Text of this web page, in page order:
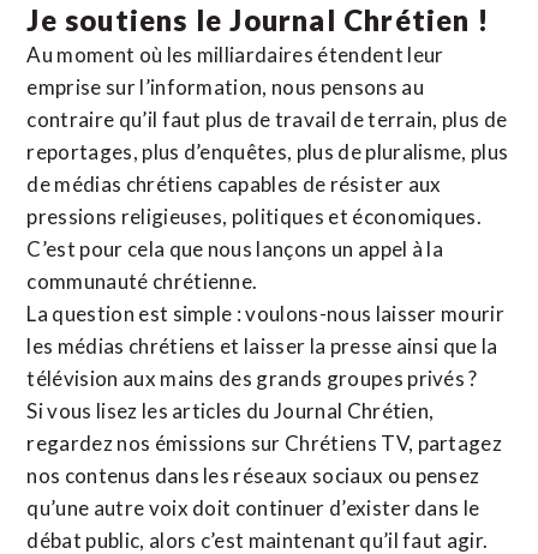
Je soutiens le Journal Chrétien !
Au moment où les milliardaires étendent leur
emprise sur l’information, nous pensons au
contraire qu’il faut plus de travail de terrain, plus de
reportages, plus d’enquêtes, plus de pluralisme, plus
de médias chrétiens capables de résister aux
pressions religieuses, politiques et économiques.
C’est pour cela que nous lançons un appel à la
communauté chrétienne.
La question est simple : voulons-nous laisser mourir
les médias chrétiens et laisser la presse ainsi que la
télévision aux mains des grands groupes privés ?
Si vous lisez les articles du Journal Chrétien,
regardez nos émissions sur Chrétiens TV, partagez
nos contenus dans les réseaux sociaux ou pensez
qu’une autre voix doit continuer d’exister dans le
débat public, alors c’est maintenant qu’il faut agir.